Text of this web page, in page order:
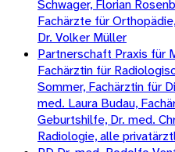
Schwager, Florian
Fachärzte für
Dr. Volker Müller
Partnerschaft Praxis für
Fachärztin für
Sommer, Fachärztin für
med. Laura Budau,
Geburtshilfe, Dr. med.
Radiologie, alle